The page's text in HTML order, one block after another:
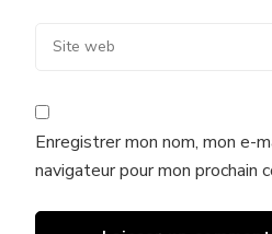
Enregistrer mon nom, mon e-
navigateur pour mon prochain